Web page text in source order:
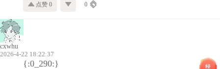
点赞 0 0
cxwhu
2026-4-22 18:22:37
{:0_290:}